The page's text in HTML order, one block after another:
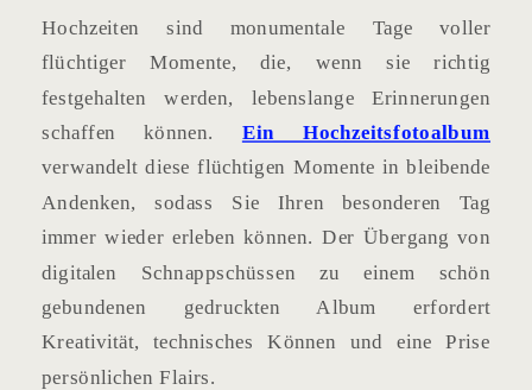
Hochzeiten sind monumentale Tage voller
flüchtiger Momente, die, wenn sie richtig
festgehalten werden, lebenslange Erinnerungen
schaffen können. Ein Hochzeitsfotoalbum
verwandelt diese flüchtigen Momente in bleibende
Andenken, sodass Sie Ihren besonderen Tag
immer wieder erleben können. Der Übergang von
digitalen Schnappschüssen zu einem schön
gebundenen gedruckten Album erfordert
Kreativität, technisches Können und eine Prise
persönlichen Flairs.